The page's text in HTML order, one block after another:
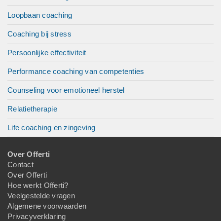
Loopbaan coaching
Coaching bij stress
Persoonlijke effectiviteit
Performance coaching van competenties
Counseling voor emotioneel herstel
Relatietherapie
Life coaching en zingeving
Over Offerti
Contact
Over Offerti
Hoe werkt Offerti?
Veelgestelde vragen
Algemene voorwaarden
Privacyverklaring